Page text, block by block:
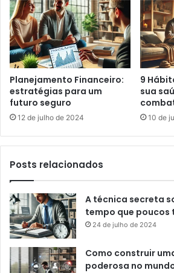
Planejamento Financeiro:
estratégias para um
futuro seguro
12 de julho de 2024
9
sua
10 de
Posts relacionados
A técnica secreta
tempo que poucos
24 de julho de 2024
Como construir
poderosa no